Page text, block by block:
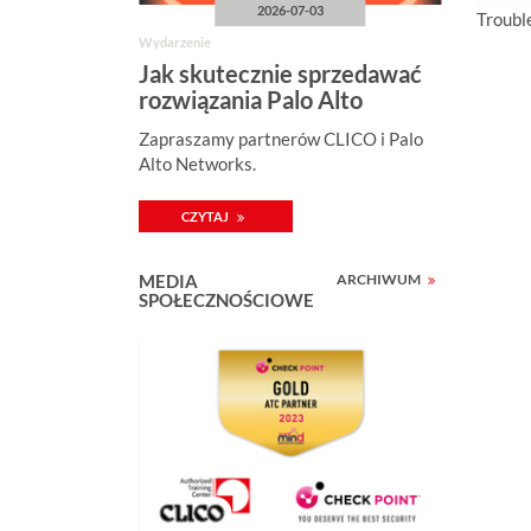
2026-07-03
Wydarzenie
Jak skutecznie sprzedawać
rozwiązania Palo Alto
Zapraszamy partnerów CLICO i Palo
Alto Networks.
CZYTAJ
MEDIA
SPOŁECZNOŚCIOWE
ARCHIWUM